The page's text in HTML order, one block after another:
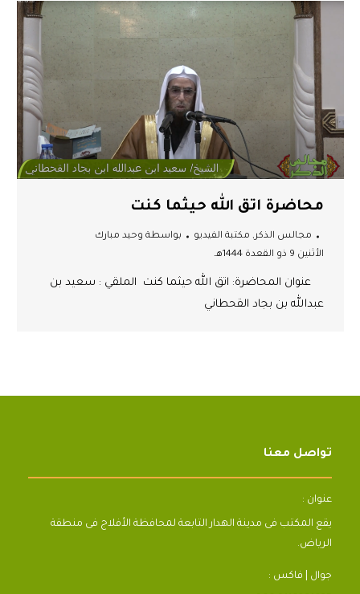
محاضرة اتق الله حيثما كنت
مجالس الذكر, مكتبة الفيديو بواسطة وحيد مبارك
الأثنين 9 ذو القعدة 1444هـ
عنوان المحاضرة: اتق الله حيثما كنت الملقي : سعيد بن
عبدالله بن بجاد القحطاني
تواصل معنا
عنوان :
يقع المكتب فى مدينة الهدار التابعة لمحافظة الأفلاج فى منطقة
الرياض.
جوال | فاكس :